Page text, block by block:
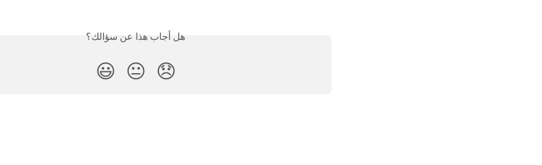
هل أجاب هذا عن سؤالك؟
😞
😐
😃